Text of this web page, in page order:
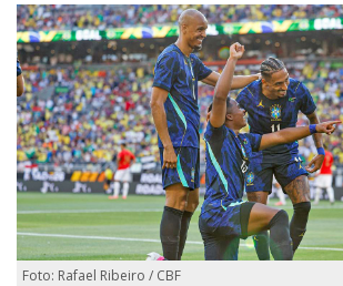
Foto: Rafael Ribeiro / CBF